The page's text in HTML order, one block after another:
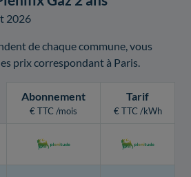
2026
de chaque commune, vous
prix correspondant à Paris.
Abonnement
€ TTC /mois
Tarif
€ TTC /kWh